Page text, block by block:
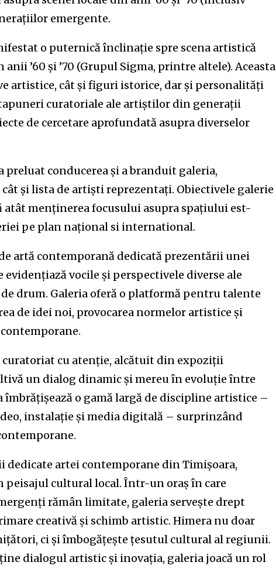
emergente.
o puternică înclinație spre scena artistică
’60 și ’70 (Grupul Sigma, printre altele). Aceasta
artistice, cât și figuri istorice, dar și personalități
curatoriale ale artiștilor din generații
de cercetare aprofundată asupra diverselor
preluat conducerea și a branduit galeria,
și lista de artiști reprezentați. Obiectivele galerie
menținerea focusului asupra spațiului est-
pe plan național si international.
artă contemporană dedicată prezentării unei
vocile și perspectivele diverse ale
drum. Galeria oferă o platformă pentru talente
de idei noi, provocarea normelor artistice și
cu atenție, alcătuit din expoziții
un dialog dinamic și mereu în evoluție între
o gamă largă de discipline artistice –
instalație și media digitală – surprinzând
artei contemporane din Timișoara,
peisajul cultural local. Într-un oraș în care
rămân limitate, galeria servește drept
creativă și schimb artistic. Himera nu doar
ci și îmbogățește țesutul cultural al regiunii.
dialogul artistic și inovația, galeria joacă un rol